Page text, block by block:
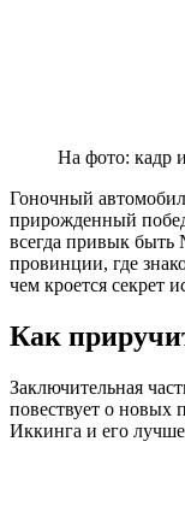
На фото: кадр
Гоночный
прирожденный
всегда привык быть
провинции, где
чем кроется секрет
Как
Заключительная
повествует о новых
Иккинга и его